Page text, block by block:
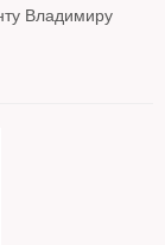
Владимиру